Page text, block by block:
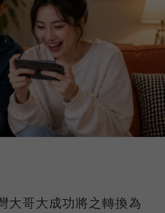
大哥大成功將之轉換為